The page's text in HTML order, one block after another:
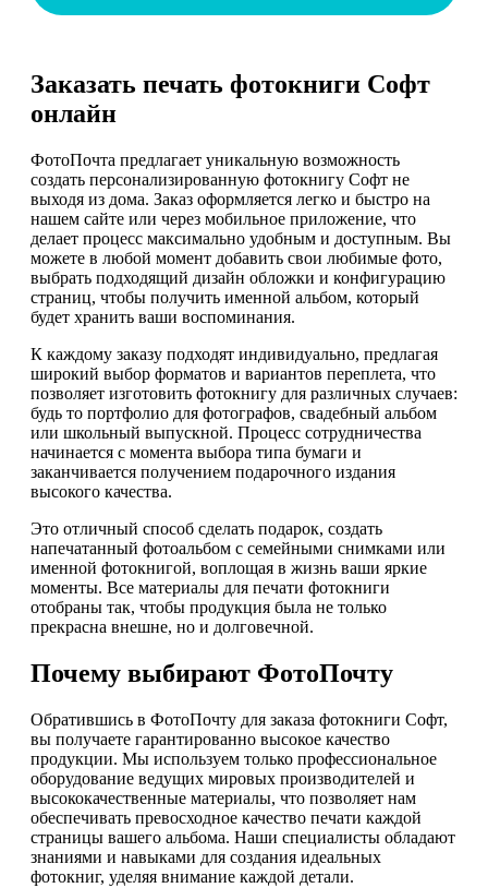
Заказать печать фотокниги Софт
онлайн
ФотоПочта предлагает уникальную возможность
создать персонализированную фотокнигу Софт не
выходя из дома. Заказ оформляется легко и быстро на
нашем сайте или через мобильное приложение, что
делает процесс максимально удобным и доступным. Вы
можете в любой момент добавить свои любимые фото,
выбрать подходящий дизайн обложки и конфигурацию
страниц, чтобы получить именной альбом, который
будет хранить ваши воспоминания.
К каждому заказу подходят индивидуально, предлагая
широкий выбор форматов и вариантов переплета, что
позволяет изготовить фотокнигу для различных случаев:
будь то портфолио для фотографов, свадебный альбом
или школьный выпускной. Процесс сотрудничества
начинается с момента выбора типа бумаги и
заканчивается получением подарочного издания
высокого качества.
Это отличный способ сделать подарок, создать
напечатанный фотоальбом с семейными снимками или
именной фотокнигой, воплощая в жизнь ваши яркие
моменты. Все материалы для печати фотокниги
отобраны так, чтобы продукция была не только
прекрасна внешне, но и долговечной.
Почему выбирают ФотоПочту
Обратившись в ФотоПочту для заказа фотокниги Софт,
вы получаете гарантированно высокое качество
продукции. Мы используем только профессиональное
оборудование ведущих мировых производителей и
высококачественные материалы, что позволяет нам
обеспечивать превосходное качество печати каждой
страницы вашего альбома. Наши специалисты обладают
знаниями и навыками для создания идеальных
фотокниг, уделяя внимание каждой детали.